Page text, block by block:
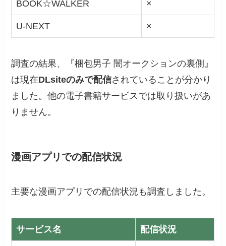
BOOK☆WALKER ×
U-NEXT ×
調査の結果、『梱包男子 闇オークションの裏側』
は現在DLsiteのみで配信されていることが分かり
ました。他の電子書籍サービスでは取り扱いがあ
りません。
漫画アプリでの配信状況
主要な漫画アプリでの配信状況も調査しました。
サービス名 配信状況